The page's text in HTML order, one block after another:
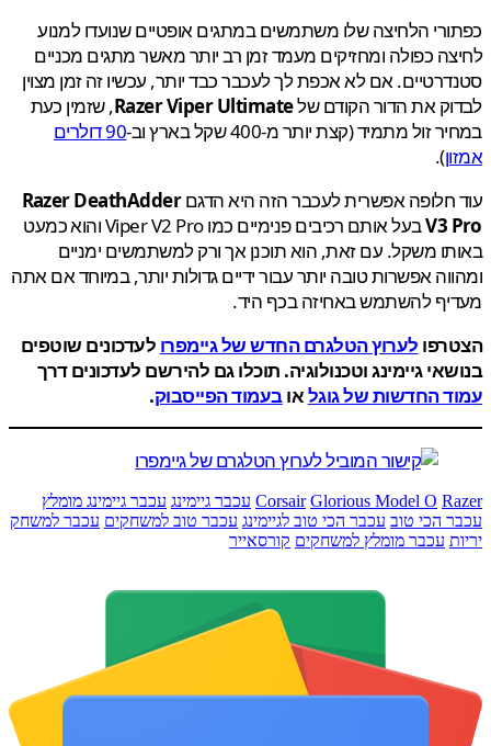
הלחיצה שלו משתמשים במתגים אופטיים שנועדו למנוע
כפולה ומחזיקים מעמד זמן רב יותר מאשר מתגים מכניים
אם לא אכפת לך לעכבר כבד יותר, עכשיו זה זמן מצוין
את הדור הקודם שלRazer Viper Ultimate, שזמין כעת
זול מתמיד (קצת יותר מ-400 שקל בארץ וב-
90 דולרים
).
חלופה אפשרית לעכבר הזה היא הדגםRazer DeathAdder
V3
בעל אותם רכיבים פנימיים כמו Viper V2 Pro והוא כמעט
משקל. עם זאת, הוא תוכנן אך ורק למשתמשים ימניים
אפשרות טובה יותר עבור ידיים גדולות יותר, במיוחד אם אתה
להשתמש באחיזה בכף היד.
לערוץ הטלגרם החדש של גיימפרולעדכונים שוטפים
גיימינג וטכנולוגיה. תוכלו גם להירשם לעדכונים דרך
החדשות של גוגלאובעמוד הפייסבוק.
Corsair Glorious Model O עכבר גיימינג עכבר גיימינג מומלץ
הכי טוב עכבר הכי טוב לגיימינג עכבר טוב למשחקים עכבר למשחק
עכבר מומלץ למשחקים קורסאייר